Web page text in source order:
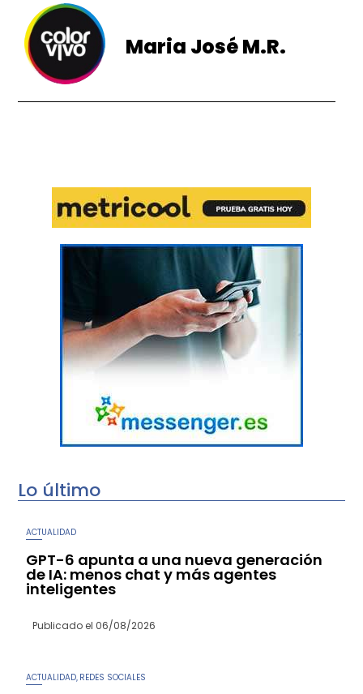
Maria José M.R.
Lo último
ACTUALIDAD
GPT-6 apunta a una nueva generación
de IA: menos chat y más agentes
inteligentes
Publicado el 06/08/2026
ACTUALIDAD, REDES SOCIALES